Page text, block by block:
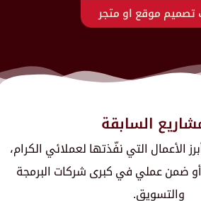
تصميم موقع او متجر
السابقة
الأعمال التي نفّذتها لعملائي الكرام،
ضمن عملي في كبرى شركات البرمجة
والتسويق.